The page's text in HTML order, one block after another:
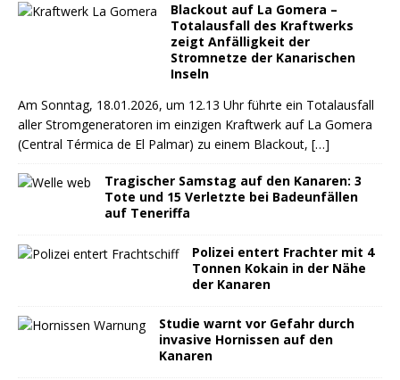
Blackout auf La Gomera –
Totalausfall des Kraftwerks
zeigt Anfälligkeit der
Stromnetze der Kanarischen
Inseln
Am Sonntag, 18.01.2026, um 12.13 Uhr führte ein Totalausfall
aller Stromgeneratoren im einzigen Kraftwerk auf La Gomera
(Central Térmica de El Palmar) zu einem Blackout, […]
Tragischer Samstag auf den Kanaren: 3
Tote und 15 Verletzte bei Badeunfällen
auf Teneriffa
Polizei entert Frachter mit 4
Tonnen Kokain in der Nähe
der Kanaren
Studie warnt vor Gefahr durch
invasive Hornissen auf den
Kanaren